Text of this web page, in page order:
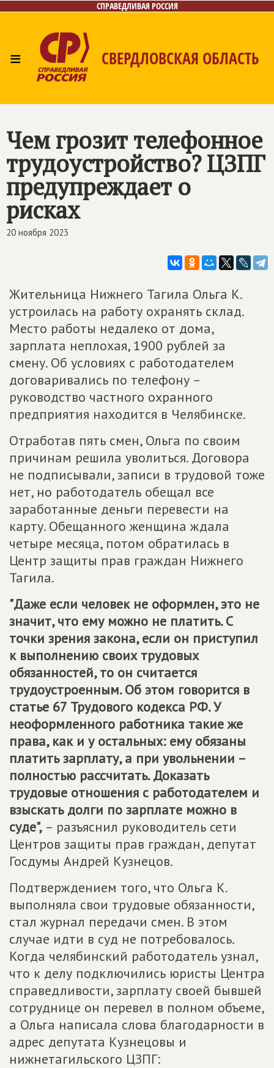
СПРАВЕДЛИВАЯ РОССИЯ
≡ СВЕРДЛОВСКАЯ ОБЛАСТЬ
Чем грозит телефонное
трудоустройство? ЦЗПГ
предупреждает о
рисках
20 ноября 2023
Жительница Нижнего Тагила Ольга К.
устроилась на работу охранять склад.
Место работы недалеко от дома,
зарплата неплохая, 1900 рублей за
смену. Об условиях с работодателем
договаривались по телефону –
руководство частного охранного
предприятия находится в Челябинске.
Отработав пять смен, Ольга по своим
причинам решила уволиться. Договора
не подписывали, записи в трудовой тоже
нет, но работодатель обещал все
заработанные деньги перевести на
карту. Обещанного женщина ждала
четыре месяца, потом обратилась в
Центр защиты прав граждан Нижнего
Тагила.
"Даже если человек не оформлен, это не
значит, что ему можно не платить. С
точки зрения закона, если он приступил
к выполнению своих трудовых
обязанностей, то он считается
трудоустроенным. Об этом говорится в
статье 67 Трудового кодекса РФ. У
неоформленного работника такие же
права, как и у остальных: ему обязаны
платить зарплату, а при увольнении –
полностью рассчитать. Доказать
трудовые отношения с работодателем и
взыскать долги по зарплате можно в
суде", – разъяснил руководитель сети
Центров защиты прав граждан, депутат
Госдумы Андрей Кузнецов.
Подтверждением того, что Ольга К.
выполняла свои трудовые обязанности,
стал журнал передачи смен. В этом
случае идти в суд не потребовалось.
Когда челябинский работодатель узнал,
что к делу подключились юристы Центра
справедливости, зарплату своей бывшей
сотруднице он перевел в полном объеме,
а Ольга написала слова благодарности в
адрес депутата Кузнецовы и
нижнетагильского ЦЗПГ: